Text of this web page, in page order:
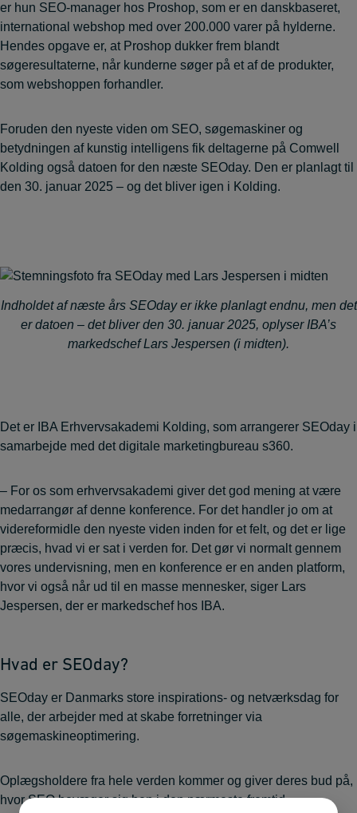
er hun SEO-manager hos Proshop, som er en danskbaseret,
international webshop med over 200.000 varer på hylderne.
Hendes opgave er, at Proshop dukker frem blandt
søgeresultaterne, når kunderne søger på et af de produkter,
som webshoppen forhandler.
Foruden den nyeste viden om SEO, søgemaskiner og
betydningen af kunstig intelligens fik deltagerne på Comwell
Kolding også datoen for den næste SEOday. Den er planlagt til
den 30. januar 2025 – og det bliver igen i Kolding.
Indholdet af næste års SEOday er ikke planlagt endnu, men det
er datoen – det bliver den 30. januar 2025, oplyser IBA’s
markedschef Lars Jespersen (i midten).
Det er IBA Erhvervsakademi Kolding, som arrangerer SEOday i
samarbejde med det digitale marketingbureau s360.
– For os som erhvervsakademi giver det god mening at være
medarrangør af denne konference. For det handler jo om at
videreformidle den nyeste viden inden for et felt, og det er lige
præcis, hvad vi er sat i verden for. Det gør vi normalt gennem
vores undervisning, men en konference er en anden platform,
hvor vi også når ud til en masse mennesker, siger Lars
Jespersen, der er markedschef hos IBA.
Hvad er SEOday?
SEOday er Danmarks store inspirations- og netværksdag for
alle, der arbejder med at skabe forretninger via
søgemaskineoptimering.
Oplægsholdere fra hele verden kommer og giver deres bud på,
hvor SEO bevæger sig hen i den nærmeste fremtid.